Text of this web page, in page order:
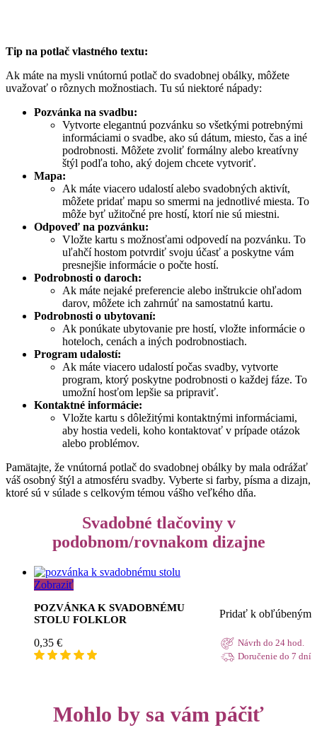
Tip na potlač vlastného textu:
Ak máte na mysli vnútornú potlač do svadobnej obálky, môžete
uvažovať o rôznych možnostiach. Tu sú niektoré nápady:
Pozvánka na svadbu:
Vytvorte elegantnú pozvánku so všetkými potrebnými
informáciami o svadbe, ako sú dátum, miesto, čas a iné
podrobnosti. Môžete zvoliť formálny alebo kreatívny
štýl podľa toho, aký dojem chcete vytvoriť.
Mapa:
Ak máte viacero udalostí alebo svadobných aktivít,
môžete pridať mapu so smermi na jednotlivé miesta. To
môže byť užitočné pre hostí, ktorí nie sú miestni.
Odpoveď na pozvánku:
Vložte kartu s možnosťami odpovedí na pozvánku. To
uľahčí hostom potvrdiť svoju účasť a poskytne vám
presnejšie informácie o počte hostí.
Podrobnosti o daroch:
Ak máte nejaké preferencie alebo inštrukcie ohľadom
darov, môžete ich zahrnúť na samostatnú kartu.
Podrobnosti o ubytovaní:
Ak ponúkate ubytovanie pre hostí, vložte informácie o
hoteloch, cenách a iných podrobnostiach.
Program udalostí:
Ak máte viacero udalostí počas svadby, vytvorte
program, ktorý poskytne podrobnosti o každej fáze. To
umožní hosťom lepšie sa pripraviť.
Kontaktné informácie:
Vložte kartu s dôležitými kontaktnými informáciami,
aby hostia vedeli, koho kontaktovať v prípade otázok
alebo problémov.
Pamätajte, že vnútorná potlač do svadobnej obálky by mala odrážať
váš osobný štýl a atmosféru svadby. Vyberte si farby, písma a dizajn,
ktoré sú v súlade s celkovým témou vášho veľkého dňa.
Svadobné tlačoviny v
podobnom/rovnakom dizajne
Zobraziť
POZVÁNKA K SVADOBNÉMU
STOLU FOLKLOR
Pridať k obľúbeným
0,35 €
Návrh do 24 hod.
Doručenie do 7 dní
Mohlo by sa vám páčiť